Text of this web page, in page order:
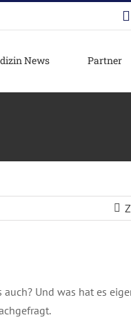
News Partner
Und was hat es